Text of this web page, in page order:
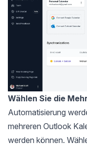
Wählen Sie die
Automatisierung
mehreren Outlook
werden können.